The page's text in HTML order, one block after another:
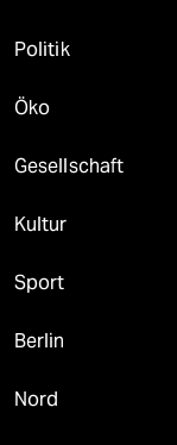
Politik
Öko
Gesellschaft
Kultur
Sport
Berlin
Nord